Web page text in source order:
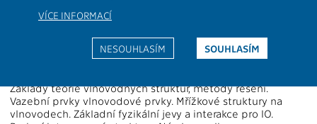
VÍCE INFORMACÍ
SOUHLASÍM
NESOUHLASÍM
Webová stránka:
https://moodle.fel.cvut.cz/course/view.php?id=3727
Základy teorie vlnovodných struktur, metody řešení.
Vazební prvky vlnovodové prvky. Mřížkové struktury na
vlnovodech. Základní fyzikální jevy a interakce pro IO.